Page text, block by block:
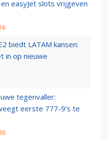
easyJet slots vrijgeven
biedt LATAM kansen:
in op nieuwe
tegenvaller:
eerste 777-9’s te